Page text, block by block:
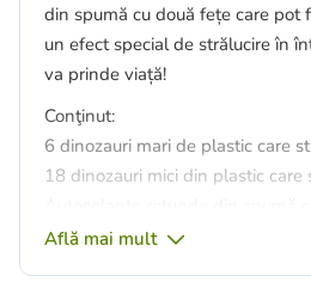
din spumă cu două fețe care pot
un efect special de strălucire în
va prinde viață!
Conţinut:
6 dinozauri mari de plastic care
18 dinozauri mici din plastic care
Autocolant cu dinozauri care
Functii:
Află mai mult